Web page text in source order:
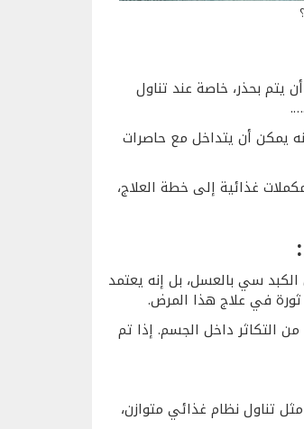
يتم بحذر، خاصة عند تناول
يمكن أن يتداخل مع حاصرات
غذائية إلى خطة العلاج،
:
سي بالعسل، بل إنه يعتمد
التكاثر داخل الجسم. إذا تم
تناول نظام غذائي متوازن،